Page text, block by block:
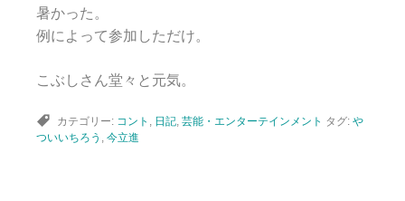
暑かった。
例によって参加しただけ。
こぶしさん堂々と元気。
カテゴリー: コント , 日記, 芸能・エンターテインメント タグ: や
ついいちろう , 今立進